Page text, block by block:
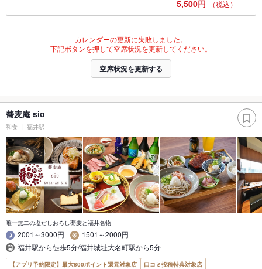
5,500円 （税込）
カレンダーの更新に失敗しました。
下記ボタンを押して空席状況を更新してください。
空席状況を更新する
蕎麦庵 sio
和食 福井駅
唯一無二の塩だしおろし蕎麦と福井名物
2001～3000円
1501～2000円
福井駅から徒歩5分/福井城址大名町駅から5分
【アプリ予約限定】最大800ポイント還元対象店
口コミ投稿特典対象店